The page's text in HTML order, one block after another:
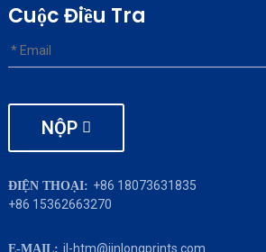
Cuộc Điều Tra
NỘP
ĐIỆN THOẠI: +86 18073631835
+86 15362663270
E-MAIL: jl-htm@jinlongprints.com